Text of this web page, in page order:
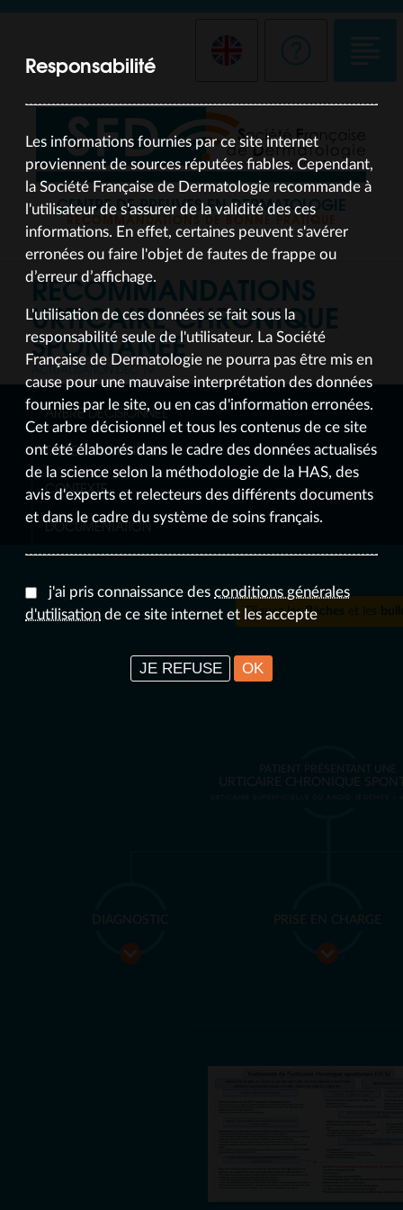
CENTRE DE PREUVES EN DERMATOLOGIE
RECOMMANDATIONS DE BONNE PRATIQUE
RECOMMANDATIONS
URTICAIRE CHRONIQUE
SPONTANÉE
ACTUALISATION DEC 19
ARBRE DÉCISIONNEL
TABLE DES MATIÈRES
CONTEXTE
DOCUMENTATION
Responsabilité
Les informations fournies par ce site internet
proviennent de sources réputées fiables. Cependant,
la Société Française de Dermatologie recommande à
l'utilisateur de s'assurer de la validité des ces
informations. En effet, certaines peuvent s'avérer
erronées ou faire l'objet de fautes de frappe ou
d’erreur d’affichage.
L'utilisation de ces données se fait sous la
responsabilité seule de l'utilisateur. La Société
Française de Dermatologie ne pourra pas être mis en
cause pour une mauvaise interprétation des données
fournies par le site, ou en cas d'information erronées.
Cet arbre décisionnel et tous les contenus de ce site
ont été élaborés dans le cadre des données actualisés
de la science selon la méthodologie de la HAS, des
avis d'experts et relecteurs des différents documents
et dans le cadre du système de soins français.
j'ai pris connaissance desconditions générales
d'utilisation de ce site internet et les accepte
JE REFUSE OK
Cliquez lesflèches et les
PATIENT PRÉSENTANT UNE
URTICAIRE CHRONIQUE
DIAGNOSTIC PRISE EN CHARGE